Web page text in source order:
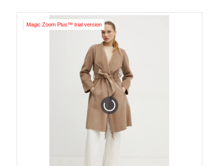
Magic Zoom Plus™ trial version